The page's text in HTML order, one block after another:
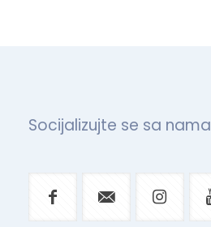
Socijalizujte se sa nama